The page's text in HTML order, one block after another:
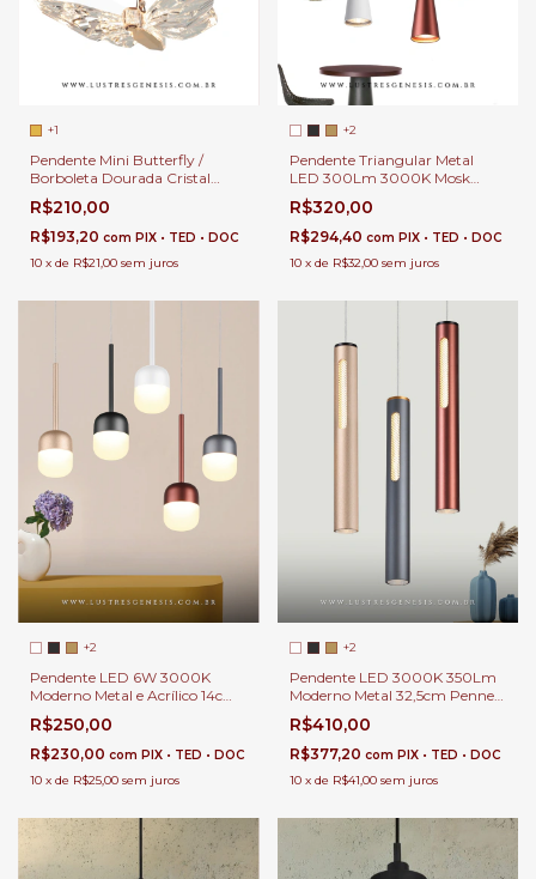
+1
Pendente Mini Butterfly /
Borboleta Dourada Cristal
20x14cm LED 3000K Para
Cabeceira de Cama e Quarto
Infantil
R$210,00
R$193,20 com PIX • TED • DOC
10 x de R$21,00 sem juros
+2
Pendente Triangular Metal
LED 300Lm 3000K Mosk
28cm Para Cabeceira de Cama
e Bancada Área Gourmet
Moderna
R$320,00
R$294,40 com PIX • TED • DOC
10 x de R$32,00 sem juros
+2
Pendente LED 6W 3000K
Moderno Metal e Acrílico 14cm
Bushy Para Cabeceira de
Cama e Balcão de Cozinha
R$250,00
R$230,00 com PIX • TED • DOC
10 x de R$25,00 sem juros
+2
Pendente LED 3000K 350Lm
Moderno Metal 32,5cm Penner
Para Bancada de Cozinha e
Área Gourmet
R$410,00
R$377,20 com PIX • TED • DOC
10 x de R$41,00 sem juros